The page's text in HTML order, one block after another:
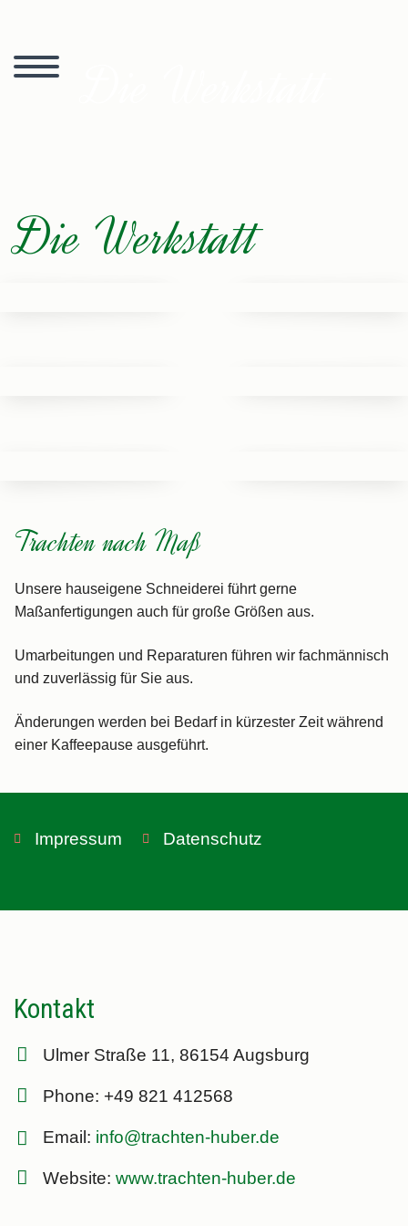
Die Werkstatt
Trachten nach Maß
Unsere hauseigene Schneiderei führt gerne
Maßanfertigungen auch für große Größen aus.
Umarbeitungen und Reparaturen führen wir fachmännisch
und zuverlässig für Sie aus.
Änderungen werden bei Bedarf in kürzester Zeit während
einer Kaffeepause ausgeführt.
Impressum Datenschutz
Kontakt
Ulmer Straße 11, 86154 Augsburg
Phone: +49 821 412568
Email: info@trachten-huber.de
Website: www.trachten-huber.de